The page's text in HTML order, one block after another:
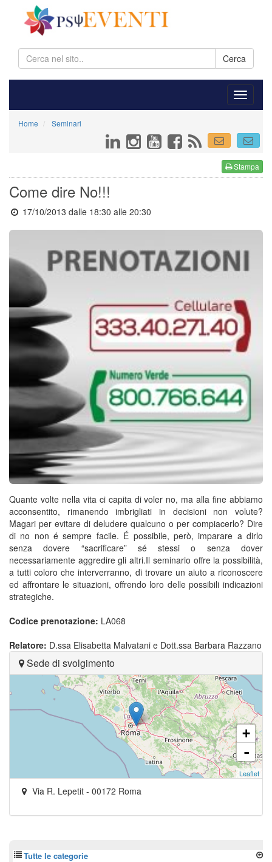
Cerca
Home Seminari
Stampa
Come dire No!!!
17/10/2013 dalle 18:30 alle 20:30
Quante volte nella vita ci capita di voler no, ma alla fine abbiamo
acconsentito, rimanendo imbrigliati in decisioni non volute?
Magari per evitare di deludere qualcuno o per compiacerlo? Dire
di no non é sempre facile. É possibile, però, imparare a dirlo
senza dovere “sacrificare” sé stessi o senza dover
necessariamente aggredire gli altri.Il seminario offre la possibilità,
a tutti coloro che interverranno, di trovare un aiuto a riconoscere
ed affrontare le situazioni, offrendo loro delle possibili indicazioni
strategiche.
Codice prenotazione: LA068
Relatore: D.ssa Elisabetta Malvatani e Dott.ssa Barbara Razzano
Sede di svolgimento
+
-
Leaflet
Via R. Lepetit - 00172 Roma
Tutte le categorie